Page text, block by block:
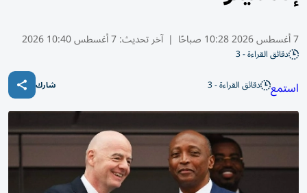
7 أغسطس 2026 10:28 صباحًا | آخر تحديث:7 أغسطس 10:40 2026
دقائق القراءة - 3
استمع دقائق القراءة - 3 شارك